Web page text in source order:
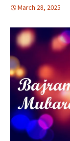
March 28, 2025